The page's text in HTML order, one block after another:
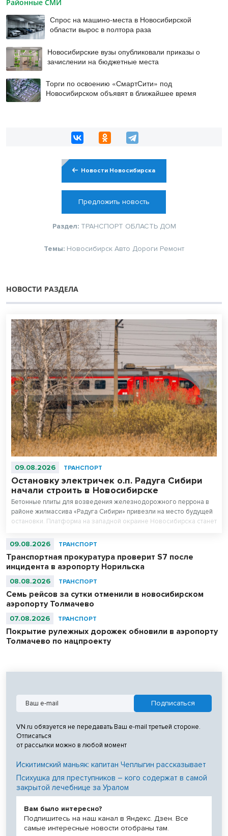
Районные СМИ
Спрос на машино-места в Новосибирской
области вырос в полтора раза
Новосибирские вузы опубликовали приказы о
зачислении на бюджетные места
Торги по освоению «СмартСити» под
Новосибирском объявят в ближайшее время
Новости Новосибирска
Предложить новость
Раздел: ТРАНСПОРТ ОБЛАСТЬ ДОМ
Темы: Новосибирск Авто Дороги Ремонт
НОВОСТИ РАЗДЕЛА
09.08.2026 ТРАНСПОРТ
Остановку электричек о.п. Радуга Сибири
начали строить в Новосибирске
Бетонные плиты для возведения железнодорожного перрона в
районе жилмассива «Радуга Сибири» привезли на место будущей
остановки. Платформа на западной окраине Новосибирска станет
09.08.2026 ТРАНСПОРТ
Транспортная прокуратура проверит S7 после
инцидента в аэропорту Норильска
08.08.2026 ТРАНСПОРТ
Семь рейсов за сутки отменили в новосибирском
аэропорту Толмачево
07.08.2026 ТРАНСПОРТ
Покрытие рулежных дорожек обновили в аэропорту
Толмачево по нацпроекту
VN.ru обязуется не передавать Ваш e-mail третьей стороне.
Отписаться
от рассылки можно в любой момент
Искитимский маньяк: капитан Чеплыгин рассказывает
Психушка для преступников – кого содержат в самой
закрытой лечебнице за Уралом
Вам было интересно?
Подпишитесь на наш канал в Яндекс. Дзен. Все
самые интересные новости отобраны там.